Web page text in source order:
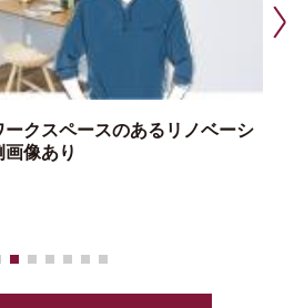
クスペースのあるリノベーシ
像あり